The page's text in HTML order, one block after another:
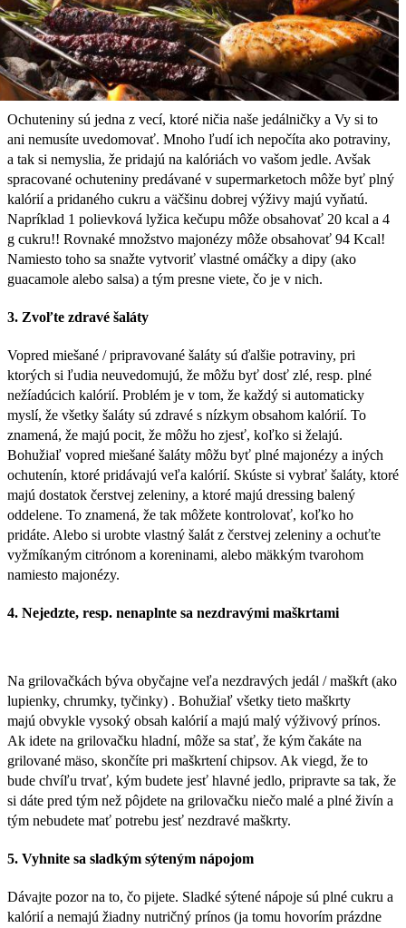
Ochuteniny sú jedna z vecí, ktoré ničia naše jedálničky a Vy si to
ani nemusíte uvedomovať. Mnoho ľudí ich nepočíta ako potraviny,
a tak si nemyslia, že pridajú na kalóriách vo vašom jedle. Avšak
spracované ochuteniny predávané v supermarketoch môže byť plný
kalórií a pridaného cukru a väčšinu dobrej výživy majú vyňatú.
Napríklad 1 polievková lyžica kečupu môže obsahovať 20 kcal a 4
g cukru!! Rovnaké množstvo majonézy môže obsahovať 94 Kcal!
Namiesto toho sa snažte vytvoriť vlastné omáčky a dipy (ako
guacamole alebo salsa) a tým presne viete, čo je v nich.
3. Zvoľte zdravé šaláty
Vopred miešané / pripravované šaláty sú ďalšie potraviny, pri
ktorých si ľudia neuvedomujú, že môžu byť dosť zlé, resp. plné
nežíadúcich kalórií. Problém je v tom, že každý si automaticky
myslí, že všetky šaláty sú zdravé s nízkym obsahom kalórií. To
znamená, že majú pocit, že môžu ho zjesť, koľko si želajú.
Bohužiaľ vopred miešané šaláty môžu byť plné majonézy a iných
ochutenín, ktoré pridávajú veľa kalórií. Skúste si vybrať šaláty, ktoré
majú dostatok čerstvej zeleniny, a ktoré majú dressing balený
oddelene. To znamená, že tak môžete kontrolovať, koľko ho
pridáte. Alebo si urobte vlastný šalát z čerstvej zeleniny a ochuťte
vyžmíkaným citrónom a koreninami, alebo mäkkým tvarohom
namiesto majonézy.
4. Nejedzte, resp. nenaplnte sa nezdravými maškrtami
Na grilovačkách býva obyčajne veľa nezdravých jedál / maškŕt (ako
lupienky, chrumky, tyčinky) . Bohužiaľ všetky tieto maškrty
majú obvykle vysoký obsah kalórií a majú malý výživový prínos.
Ak idete na grilovačku hladní, môže sa stať, že kým čakáte na
grilované mäso, skončíte pri maškrtení chipsov. Ak viegd, že to
bude chvíľu trvať, kým budete jesť hlavné jedlo, pripravte sa tak, že
si dáte pred tým než pôjdete na grilovačku niečo malé a plné živín a
tým nebudete mať potrebu jesť nezdravé maškrty.
5. Vyhnite sa sladkým sýteným nápojom
Dávajte pozor na to, čo pijete. Sladké sýtené nápoje sú plné cukru a
kalórií a nemajú žiadny nutričný prínos (ja tomu hovorím prázdne